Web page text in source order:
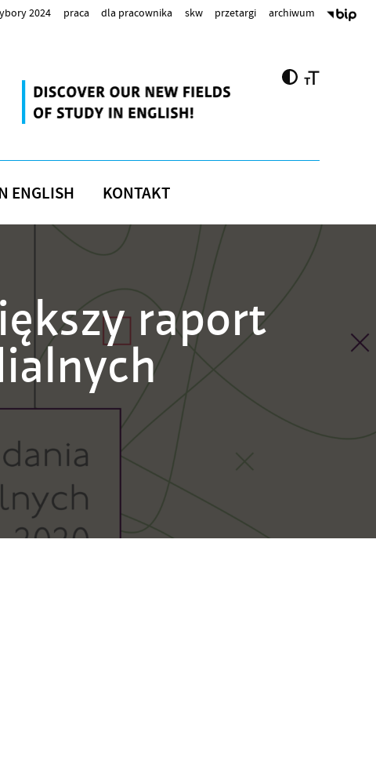
2024 praca dla pracownika skw przetargi archiwum
ENGLISH KONTAKT
raport